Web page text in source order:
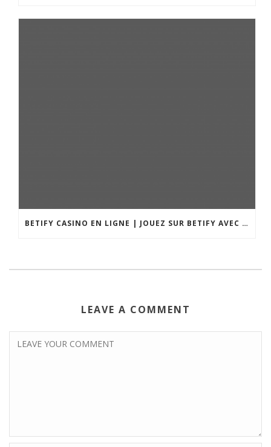
BETIFY CASINO EN LIGNE | JOUEZ SUR BETIFY AVEC 1000 €
LEAVE A COMMENT